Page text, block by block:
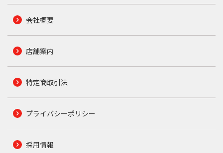
会社概要
店舗案内
特定商取引法
プライバシーポリシー
採用情報